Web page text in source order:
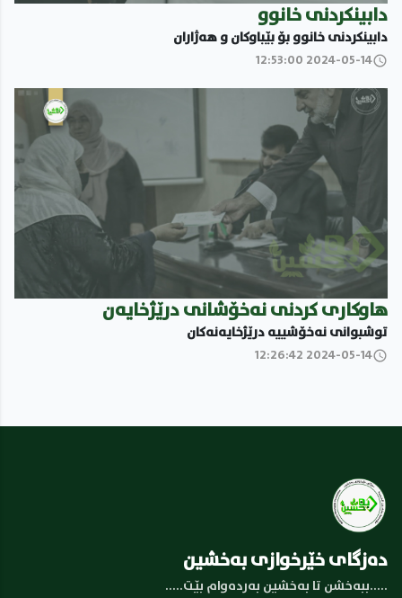
دابینکردنى خانوو
دابینکردنى خانوو بۆ بێباوکان و هەژاران
2024-05-14 12:53:00
هاوکارى کردنى نەخۆشانى درێژخایەن
توشبوانى نەخۆشییە درێژخایەنەکان
2024-05-14 12:26:42
دەزگای خێرخوازی بەخشین
.....ببەخشن تا بەخشین بەردەوام بێت.....